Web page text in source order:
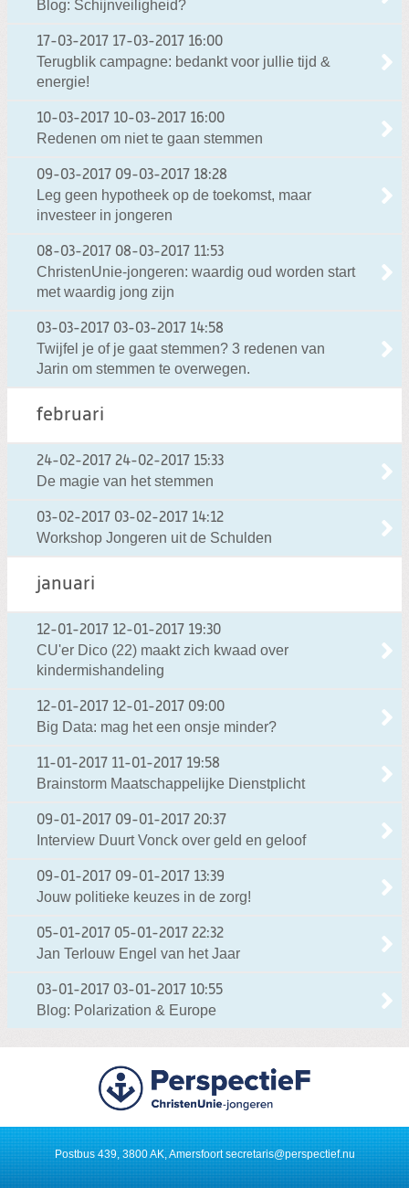
Blog: Schijnveiligheid?
17-03-2017 17-03-2017 16:00
Terugblik campagne: bedankt voor jullie tijd &
energie!
10-03-2017 10-03-2017 16:00
Redenen om niet te gaan stemmen
09-03-2017 09-03-2017 18:28
Leg geen hypotheek op de toekomst, maar
investeer in jongeren
08-03-2017 08-03-2017 11:53
ChristenUnie-jongeren: waardig oud worden start
met waardig jong zijn
03-03-2017 03-03-2017 14:58
Twijfel je of je gaat stemmen? 3 redenen van
Jarin om stemmen te overwegen.
februari
24-02-2017 24-02-2017 15:33
De magie van het stemmen
03-02-2017 03-02-2017 14:12
Workshop Jongeren uit de Schulden
januari
12-01-2017 12-01-2017 19:30
CU'er Dico (22) maakt zich kwaad over
kindermishandeling
12-01-2017 12-01-2017 09:00
Big Data: mag het een onsje minder?
11-01-2017 11-01-2017 19:58
Brainstorm Maatschappelijke Dienstplicht
09-01-2017 09-01-2017 20:37
Interview Duurt Vonck over geld en geloof
09-01-2017 09-01-2017 13:39
Jouw politieke keuzes in de zorg!
05-01-2017 05-01-2017 22:32
Jan Terlouw Engel van het Jaar
03-01-2017 03-01-2017 10:55
Blog: Polarization & Europe
Postbus 439, 3800 AK, Amersfoortsecretaris@perspectief.nu